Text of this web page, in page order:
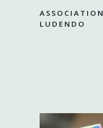
ASSOCIATION
LUDENDO